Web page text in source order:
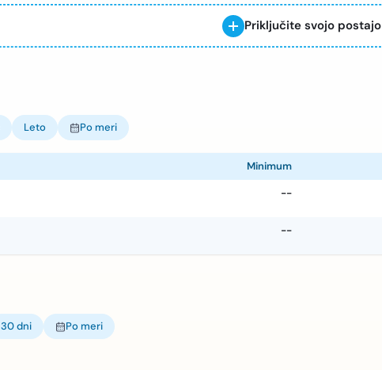
Priključite svojo postajo
Leto Po meri
Minimum
--
--
30 dni Po meri